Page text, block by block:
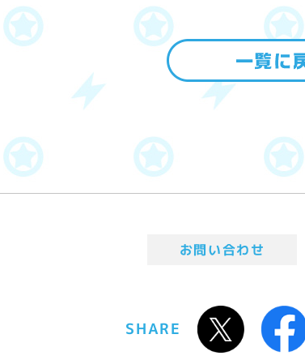
お問い合わせ
SHARE